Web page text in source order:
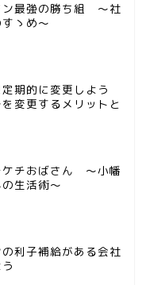
ン最強の勝ち組 ～社
ゝめ～
期的に変更しよう
変更するメリットと
ケチおばさん ～小幡
生活術～
利子補給がある会社